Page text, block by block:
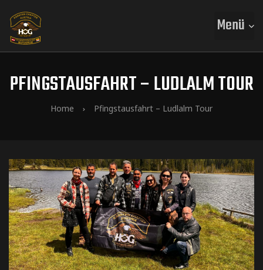
Menü
PFINGSTAUSFAHRT – LUDLALM TOUR
Home Pfingstausfahrt – Ludlalm Tour